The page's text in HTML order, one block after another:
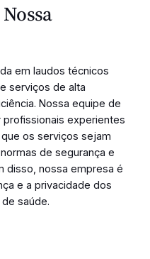
em laudos técnicos
serviços de alta
Nossa equipe de
experientes
os serviços sejam
de segurança e
disso, nossa empresa é
e a privacidade dos
saúde.